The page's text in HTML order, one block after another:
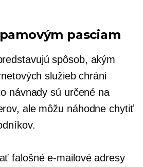
pasciam
spôsob, akým
služieb chráni
návnady sú určené na
ale môžu náhodne chytiť
falošné e-mailové adresy